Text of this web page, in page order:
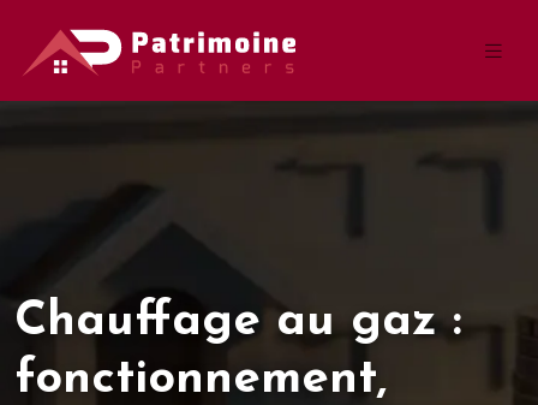
Chauffage au gaz :
fonctionnement,